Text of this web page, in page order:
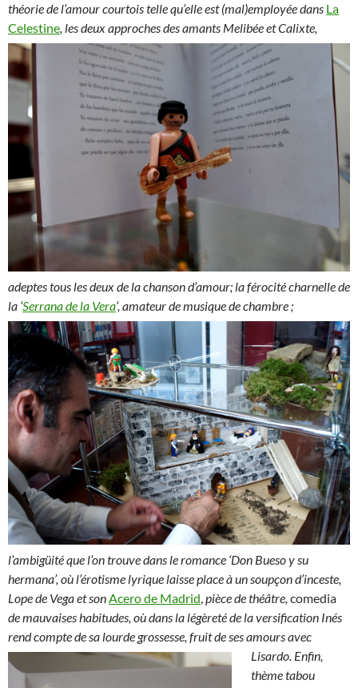
théorie de l’amour courtois telle qu’elle est (mal)employée dans La
Celestine, les deux approches des amants Melibée et Calixte,
adeptes tous les deux de la chanson d’amour; la férocité charnelle de
la ‘Serrana de la Vera‘, amateur de musique de chambre ;
l’ambigüité que l’on trouve dans le romance ‘Don Bueso y su
hermana’, où l’érotisme lyrique laisse place à un soupçon d’inceste,
Lope de Vega et son Acero de Madrid pièce de théâtre, comedia
de mauvaises habitudes, où dans la légèreté de la versification Inés
rend compte de sa lourde grossesse, fruit de ses amours avec
Lisardo. Enfin,
thème tabou